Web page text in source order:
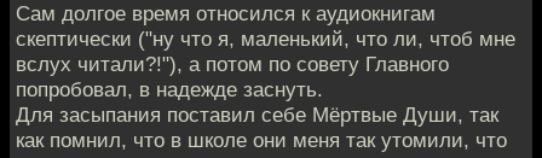
Сам долгое время относился к аудиокнигам
скептически ("ну что я, маленький, что ли, чтоб мне
вслух читали?!"), а потом по совету Главного
попробовал, в надежде заснуть.
Для засыпания поставил себе Мёртвые Души, так
как помнил, что в школе они меня так утомили, что